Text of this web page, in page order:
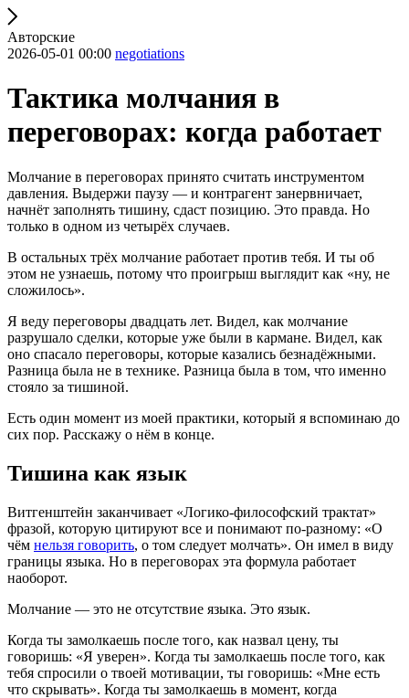
Авторские
2026-05-01 00:00 negotiations
Тактика молчания в
переговорах: когда работает
Молчание в переговорах принято считать инструментом
давления. Выдержи паузу — и контрагент занервничает,
начнёт заполнять тишину, сдаст позицию. Это правда. Но
только в одном из четырёх случаев.
В остальных трёх молчание работает против тебя. И ты об
этом не узнаешь, потому что проигрыш выглядит как «ну, не
сложилось».
Я веду переговоры двадцать лет. Видел, как молчание
разрушало сделки, которые уже были в кармане. Видел, как
оно спасало переговоры, которые казались безнадёжными.
Разница была не в технике. Разница была в том, что именно
стояло за тишиной.
Есть один момент из моей практики, который я вспоминаю до
сих пор. Расскажу о нём в конце.
Тишина как язык
Витгенштейн заканчивает «Логико-философский трактат»
фразой, которую цитируют все и понимают по-разному: «О
чём нельзя говорить, о том следует молчать». Он имел в виду
границы языка. Но в переговорах эта формула работает
наоборот.
Молчание — это не отсутствие языка. Это язык.
Когда ты замолкаешь после того, как назвал цену, ты
говоришь: «Я уверен». Когда ты замолкаешь после того, как
тебя спросили о твоей мотивации, ты говоришь: «Мне есть
что скрывать». Когда ты замолкаешь в момент, когда